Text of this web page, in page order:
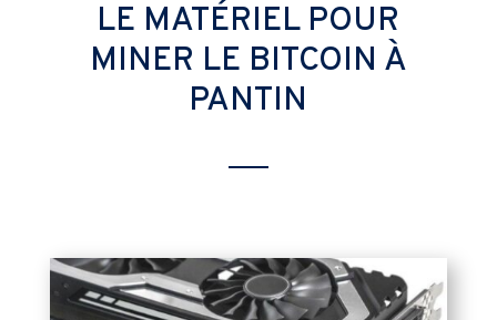
LE MATÉRIEL POUR
MINER LE BITCOIN À
PANTIN